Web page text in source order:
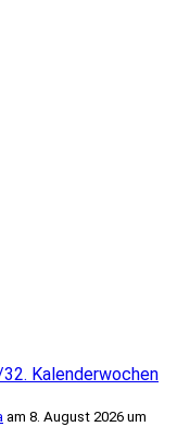
Kalenderwochen
am 8. August 2026 um